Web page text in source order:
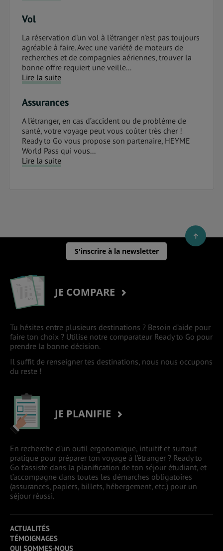
Vol
La réservation d'un vol à l'étranger n'est pas toujours
agréable à faire. Avec une variété de moteurs de
recherches et de compagnies aériennes, trouver la
bonne offre requiert une veille...
Lire la suite
Assurances
A l’étranger, en cas d’accident ou de problème de
santé, votre voyage peut vous coûter très cher !
Ready to Go vous propose son partenaire, HEYME
World Pass qui vous...
Lire la suite
S'inscrire à la newsletter
JE COMPARE
Tu hésites entre plusieurs destinations ? Besoin d’aide pour
faire ton choix ? Utilise notre comparateur Ready to Go pour
prendre la bonne décision.
Il suffit de renseigner tes destinations, nous nous occupons
du reste !
JE PLANIFIE
En recherche d’un outil ergonomique, intuitif et surtout
pratique pour préparer ton voyage à l’étranger ? Ready to
Go t’assiste dans la planification de ton séjour étudiant, et
t’accompagne dans toutes les démarches obligatoires
(assurances, papiers, billets, hébergement, etc.) pour un
séjour réussi.
ACTUALITÉS
TÉMOIGNAGES
QUI SOMMES-NOUS